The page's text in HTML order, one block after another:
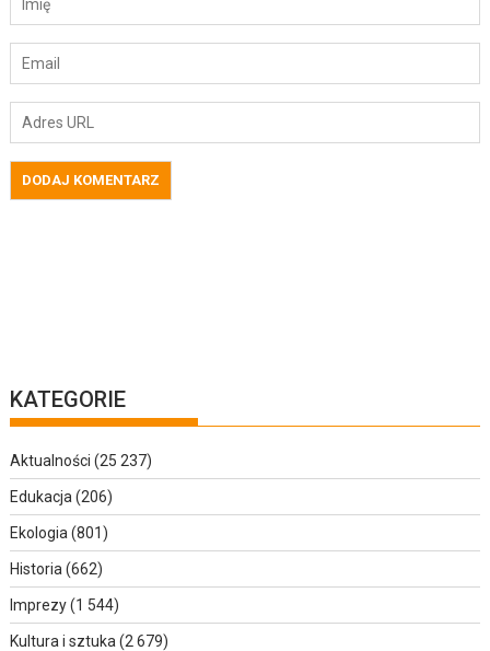
KATEGORIE
Aktualności (25 237)
Edukacja (206)
Ekologia (801)
Historia (662)
Imprezy(1 544)
Kultura i sztuka (2 679)